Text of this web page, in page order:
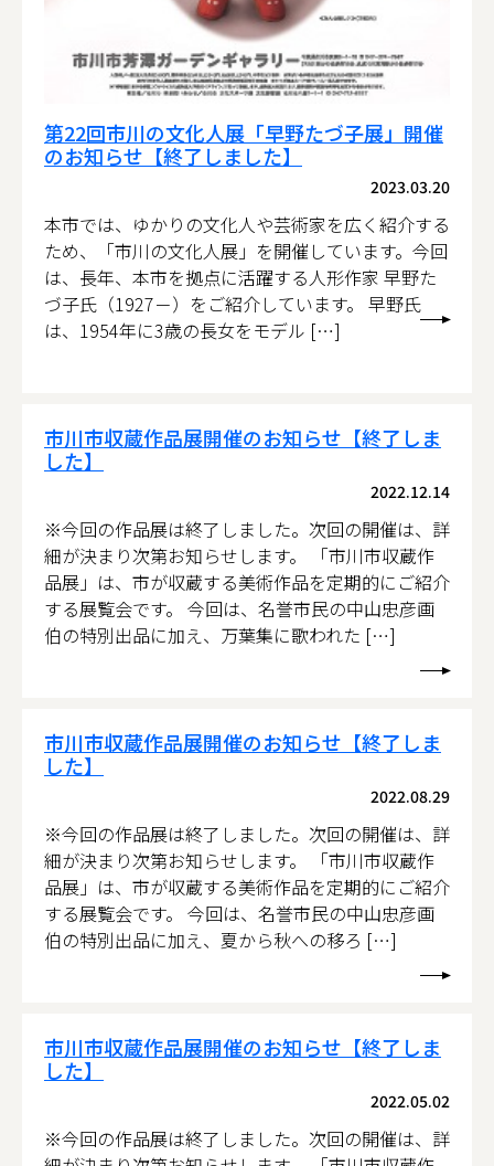
第22回市川の文化人展「早野たづ子展」開催
のお知らせ【終了しました】
2023.03.20
本市では、ゆかりの文化人や芸術家を広く紹介する
ため、「市川の文化人展」を開催しています。今回
は、長年、本市を拠点に活躍する人形作家 早野た
づ子氏（1927－）をご紹介しています。 早野氏
は、1954年に3歳の長女をモデル […]
市川市収蔵作品展開催のお知らせ【終了しま
した】
2022.12.14
※今回の作品展は終了しました。次回の開催は、詳
細が決まり次第お知らせします。 「市川市収蔵作
品展」は、市が収蔵する美術作品を定期的にご紹介
する展覧会です。 今回は、名誉市民の中山忠彦画
伯の特別出品に加え、万葉集に歌われた […]
市川市収蔵作品展開催のお知らせ【終了しま
した】
2022.08.29
※今回の作品展は終了しました。次回の開催は、詳
細が決まり次第お知らせします。 「市川市収蔵作
品展」は、市が収蔵する美術作品を定期的にご紹介
する展覧会です。 今回は、名誉市民の中山忠彦画
伯の特別出品に加え、夏から秋への移ろ […]
市川市収蔵作品展開催のお知らせ【終了しま
した】
2022.05.02
※今回の作品展は終了しました。次回の開催は、詳